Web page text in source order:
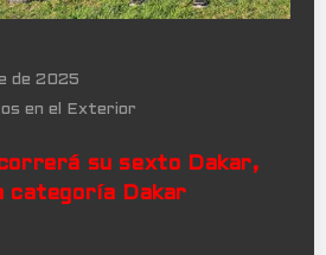
de 2025
en el Exterior
su sexto Dakar,
categoría Dakar